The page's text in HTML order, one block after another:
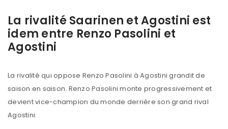
La rivalité Saarinen et Agostini est
idem entre Renzo Pasolini et
Agostini
La rivalité qui oppose Renzo Pasolini à Agostini grandit de
saison en saison. Renzo Pasolini monte progressivement et
devient vice-champion du monde derrière son grand rival
Agostini.